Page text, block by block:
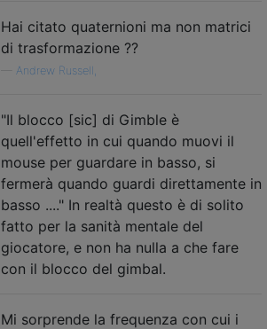
Hai citato quaternioni ma non matrici
di trasformazione ??
Andrew Russell,
"Il blocco [sic] di Gimble è
quell'effetto in cui quando muovi il
mouse per guardare in basso, si
fermerà quando guardi direttamente in
basso ...." In realtà questo è di solito
fatto per la sanità mentale del
giocatore, e non ha nulla a che fare
con il blocco del gimbal.
Mi sorprende la frequenza con cui i